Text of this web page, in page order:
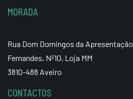
MORADA
Rua Dom Domingos da Apresentação
Fernandes, Nº10, Loja MM
3810-488 Aveiro
CONTACTOS